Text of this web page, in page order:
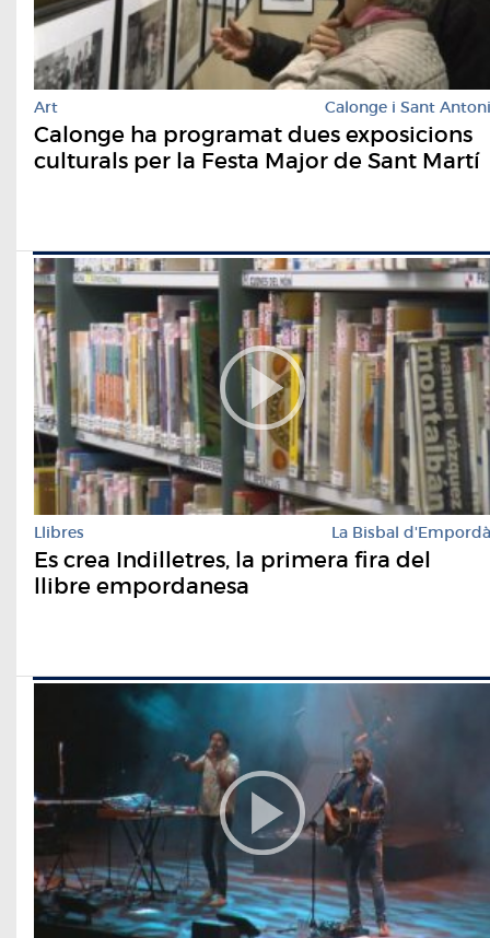
Art Calonge i Sant Antoni
Calonge ha programat dues exposicions
culturals per la Festa Major de Sant Martí
Llibres La Bisbal d'Empordà
Es crea Indilletres, la primera fira del
llibre empordanesa